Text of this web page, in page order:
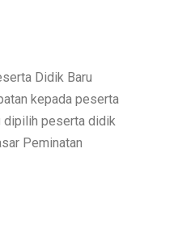
Didik Baru
kepada peserta
dipilih peserta didik
Peminatan